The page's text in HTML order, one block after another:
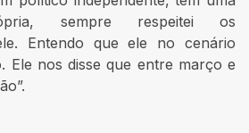
sempre respeitei os
Entendo que ele no cenário
Ele nos disse que entre março e